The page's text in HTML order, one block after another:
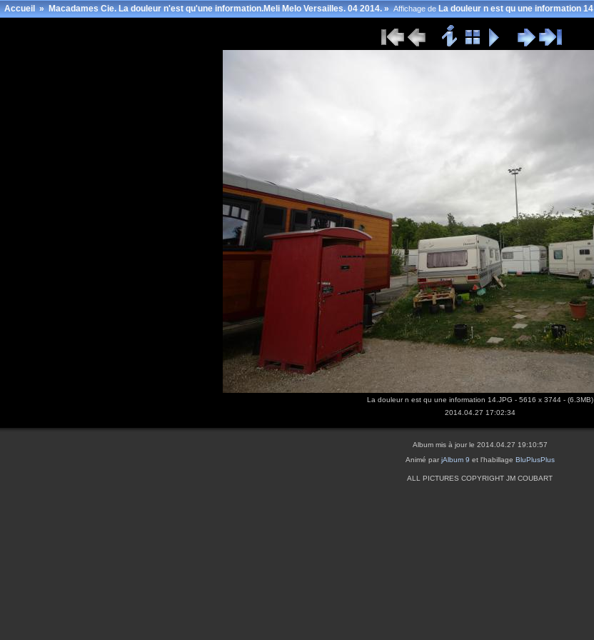
Accueil»Macadames Cie. La douleur n'est qu'une information.Meli Melo Versailles. 04 2014.»Affichage deLa douleur n est qu une information 14
La douleur n est qu une information 14.JPG - 5616 x 3744 - (6.3MB)
2014.04.27 17:02:34
Album mis à jour le 2014.04.27 19:10:57
Animé par jAlbum 9 et l'habillage BluPlusPlus
ALL PICTURES COPYRIGHT JM COUBART